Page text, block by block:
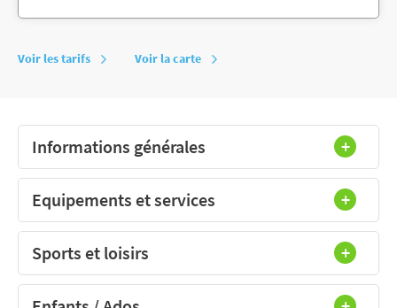
Voir les tarifs Voir la carte
Informations générales
Equipements et services
Sports et loisirs